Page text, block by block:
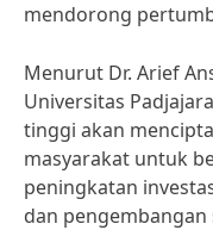
mendorong
Menurut Dr. Arief
Universitas
tinggi akan
masyarakat untuk
peningkatan
dan